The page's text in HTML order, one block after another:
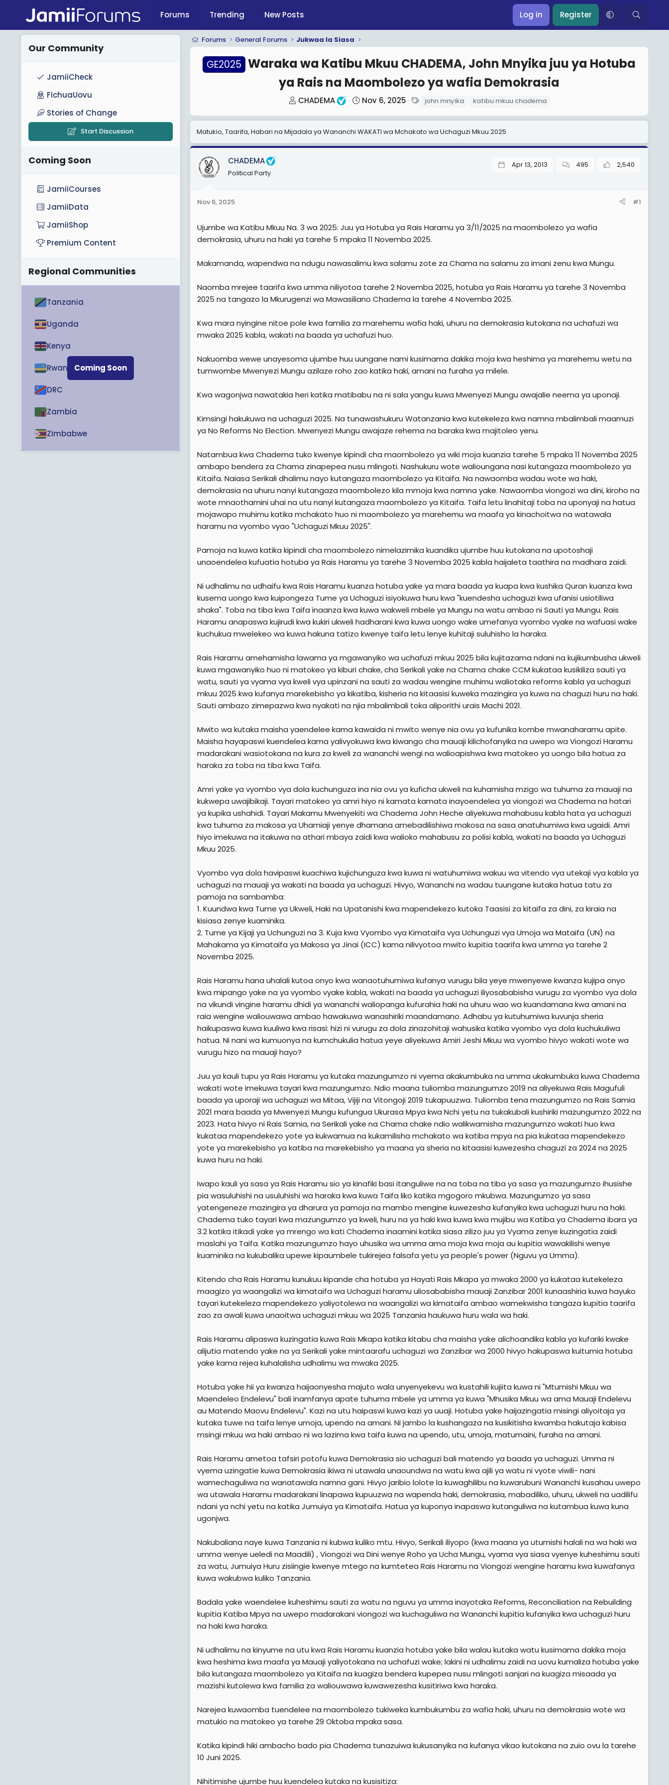
Forums Trending New Posts Log in Register
GE2025
Forums General Forums Jukwaa la Siasa
GE2025 Waraka wa Katibu Mkuu CHADEMA, John Mnyika juu ya Hotuba
ya Rais na Maombolezo ya wafia Demokrasia
T
r
e
a
e
r
CHADEMA
S
a
r
t
Nov 6, 2025
g
s
john mnyika katibu mkuu chadema
Matukio, Taarifa, Habari na Mijadala ya Wananchi WAKATI wa Mchakato wa Uchaguzi Mkuu 2025
CHADEMA
Political Party
Apr 13, 2013 495 2,540
Nov 6, 2025 #1
Ujumbe wa Katibu Mkuu Na. 3 wa 2025: Juu ya Hotuba ya Rais Haramu ya 3/11/2025 na maombolezo ya wafia
demokrasia, uhuru na haki ya tarehe 5 mpaka 11 Novemba 2025.
Makamanda, wapendwa na ndugu nawasalimu kwa salamu zote za Chama na salamu za imani zenu kwa Mungu.
Naomba mrejee taarifa kwa umma niliyotoa tarehe 2 Novemba 2025, hotuba ya Rais Haramu ya tarehe 3 Novemba
2025 na tangazo la Mkurugenzi wa Mawasiliano Chadema la tarehe 4 Novemba 2025.
Kwa mara nyingine nitoe pole kwa familia za marehemu wafia haki, uhuru na demokrasia kutokana na uchafuzi wa
mwaka 2025 kabla, wakati na baada ya uchafuzi huo.
Nakuomba wewe unayesoma ujumbe huu uungane nami kusimama dakika moja kwa heshima ya marehemu wetu na
tumwombe Mwenyezi Mungu azilaze roho zao katika haki, amani na furaha ya milele.
Kwa wagonjwa nawatakia heri katika matibabu na ni sala yangu kuwa Mwenyezi Mungu awajalie neema ya uponaji.
Kimsingi hakukuwa na uchaguzi 2025. Na tunawashukuru Watanzania kwa kutekeleza kwa namna mbalimbali maamuzi
ya No Reforms No Election. Mwenyezi Mungu awajaze rehema na baraka kwa majitoleo yenu.
Natambua kwa Chadema tuko kwenye kipindi cha maombolezo ya wiki moja kuanzia tarehe 5 mpaka 11 Novemba 2025
ambapo bendera za Chama zinapepea nusu mlingoti. Nashukuru wote walioungana nasi kutangaza maombolezo ya
Kitaifa. Naiasa Serikali dhalimu nayo kutangaza maombolezo ya Kitaifa. Na nawaomba wadau wote wa haki,
demokrasia na uhuru nanyi kutangaza maombolezo kila mmoja kwa namna yake. Nawaomba viongozi wa dini, kiroho na
wote mnaothamini uhai na utu nanyi kutangaza maombolezo ya Kitaifa. Taifa letu linahitaji toba na uponyaji na hatua
mojawapo muhimu katika mchakato huo ni maombolezo ya marehemu wa maafa ya kinachoitwa na watawala
haramu na vyombo vyao "Uchaguzi Mkuu 2025".
Pamoja na kuwa katika kipindi cha maombolezo nimelazimika kuandika ujumbe huu kutokana na upotoshaji
unaoendelea kufuatia hotuba ya Rais Haramu ya tarehe 3 Novemba 2025 kabla haijaleta taathira na madhara zaidi.
Ni udhalimu na udhaifu kwa Rais Haramu kuanza hotuba yake ya mara baada ya kuapa kwa kushika Quran kuanza kwa
kusema uongo kwa kuipongeza Tume ya Uchaguzi isiyokuwa huru kwa "kuendesha uchaguzi kwa ufanisi usiotiliwa
shaka". Toba na tiba kwa Taifa inaanza kwa kuwa wakweli mbele ya Mungu na watu ambao ni Sauti ya Mungu. Rais
Haramu anapaswa kujirudi kwa kukiri ukweli hadharani kwa kuwa uongo wake umefanya vyombo vyake na wafuasi wake
kuchukua mwelekeo wa kuwa hakuna tatizo kwenye taifa letu lenye kuhitaji suluhisho la haraka.
Rais Haramu amehamisha lawama ya mgawanyiko wa uchafuzi mkuu 2025 bila kujitazama ndani na kujikumbusha ukweli
kuwa mgawanyiko huo ni matokeo ya kiburi chake, cha Serikali yake na Chama chake CCM kukataa kusikiliza sauti ya
watu, sauti ya vyama vya kweli vya upinzani na sauti za wadau wengine muhimu waliotaka reforms kabla ya uchaguzi
mkuu 2025 kwa kufanya marekebisho ya kikatiba, kisheria na kitaasisi kuweka mazingira ya kuwa na chaguzi huru na haki.
Sauti ambazo zimepazwa kwa nyakati na njia mbalimbali toka aliporithi urais Machi 2021.
Mwito wa kutaka maisha yaendelee kama kawaida ni mwito wenye nia ovu ya kufunika kombe mwanaharamu apite.
Maisha hayapaswi kuendelea kama yalivyokuwa kwa kiwango cha mauaji kilichofanyika na uwepo wa Viongozi Haramu
madarakani wasiotokana na kura za kweli za wananchi wengi na walioapishwa kwa matokeo ya uongo bila hatua za
haraka za toba na tiba kwa Taifa.
Amri yake ya vyombo vya dola kuchunguza ina nia ovu ya kuficha ukweli na kuhamisha mzigo wa tuhuma za mauaji na
kukwepa uwajibikaji. Tayari matokeo ya amri hiyo ni kamata kamata inayoendelea ya viongozi wa Chadema na hatari
ya kupika ushahidi. Tayari Makamu Mwenyekiti wa Chadema John Heche aliyekuwa mahabusu kabla hata ya uchaguzi
kwa tuhuma za makosa ya Uhamiaji yenye dhamana amebadilishiwa makosa na sasa anatuhumiwa kwa ugaidi. Amri
hiyo imekuwa na itakuwa na athari mbaya zaidi kwa walioko mahabusu za polisi kabla, wakati na baada ya Uchaguzi
Mkuu 2025.
Vyombo vya dola havipaswi kuachiwa kujichunguza kwa kuwa ni watuhumiwa wakuu wa vitendo vya utekaji vya kabla ya
uchaguzi na mauaji ya wakati na baada ya uchaguzi. Hivyo, Wananchi na wadau tuungane kutaka hatua tatu za
pamoja na sambamba:
1. Kuundwa kwa Tume ya Ukweli, Haki na Upatanishi kwa mapendekezo kutoka Taasisi za kitaifa za dini, za kiraia na
kisiasa zenye kuaminika.
2. Tume ya Kijaji ya Uchunguzi na 3. Kuja kwa Vyombo vya Kimataifa vya Uchunguzi vya Umoja wa Mataifa (UN) na
Mahakama ya Kimataifa ya Makosa ya Jinai (ICC) kama nilivyotoa mwito kupitia taarifa kwa umma ya tarehe 2
Novemba 2025.
Rais Haramu hana uhalali kutoa onyo kwa wanaotuhumiwa kufanya vurugu bila yeye mwenyewe kwanza kujipa onyo
kwa mipango yake na ya vyombo vyake kabla, wakati na baada ya uchaguzi iliyosababisha vurugu za vyombo vya dola
na vikundi vingine haramu dhidi ya wananchi waliopanga kufurahia haki na uhuru wao wa kuandamana kwa amani na
raia wengine waliouwawa ambao hawakuwa wanashiriki maandamano. Adhabu ya kutuhumiwa kuvunja sheria
haikupaswa kuwa kuuliwa kwa risasi: hizi ni vurugu za dola zinazohitaji wahusika katika vyombo vya dola kuchukuliwa
hatua. Ni nani wa kumuonya na kumchukulia hatua yeye aliyekuwa Amiri Jeshi Mkuu wa vyombo hivyo wakati wote wa
vurugu hizo na mauaji hayo?
Juu ya kauli tupu ya Rais Haramu ya kutaka mazungumzo ni vyema akakumbuka na umma ukakumbuka kuwa Chadema
wakati wote imekuwa tayari kwa mazungumzo. Ndio maana tuliomba mazungumzo 2019 na aliyekuwa Rais Magufuli
baada ya uporaji wa uchaguzi wa Mitaa, Vijiji na Vitongoji 2019 tukapuuzwa. Tuliomba tena mazungumzo na Rais Samia
2021 mara baada ya Mwenyezi Mungu kufungua Ukurasa Mpya kwa Nchi yetu na tukakubali kushiriki mazungumzo 2022 na
2023. Hata hivyo ni Rais Samia, na Serikali yake na Chama chake ndio walikwamisha mazungumzo wakati huo kwa
kukataa mapendekezo yote ya kukwamua na kukamilisha mchakato wa katiba mpya na pia kukataa mapendekezo
yote ya marekebisho ya katiba na marekebisho ya maana ya sheria na kitaasisi kuwezesha chaguzi za 2024 na 2025
kuwa huru na haki.
Iwapo kauli ya sasa ya Rais Haramu sio ya kinafiki basi itanguliwe na na toba na tiba ya sasa ya mazungumzo ihusishe
pia wasuluhishi na usuluhishi wa haraka kwa kuwa Taifa liko katika mgogoro mkubwa. Mazungumzo ya sasa
yatengeneze mazingira ya dharura ya pamoja na mambo mengine kuwezesha kufanyika kwa uchaguzi huru na haki.
Chadema tuko tayari kwa mazungumzo ya kweli, huru na ya haki kwa kuwa kwa mujibu wa Katiba ya Chadema ibara ya
3.2 katika itikadi yake ya mrengo wa kati Chadema inaamini katika siasa zilizo juu ya Vyama zenye kuzingatia zaidi
maslahi ya Taifa. Katika mazungumzo hayo uhusika wa umma ama moja kwa moja au kupitia wawakilishi wenye
kuaminika na kukubalika upewe kipaumbele tukirejea falsafa yetu ya people's power (Nguvu ya Umma).
Kitendo cha Rais Haramu kunukuu kipande cha hotuba ya Hayati Rais Mkapa ya mwaka 2000 ya kukataa kutekeleza
maagizo ya waangalizi wa kimataifa wa Uchaguzi haramu uliosababisha mauaji Zanzibar 2001 kunaashiria kuwa hayuko
tayari kutekeleza mapendekezo yaliyotolewa na waangalizi wa kimataifa ambao wamekwisha tangaza kupitia taarifa
zao za awali kuwa unaoitwa uchaguzi mkuu wa 2025 Tanzania haukuwa huru wala wa haki.
Rais Haramu alipaswa kuzingatia kuwa Rais Mkapa katika kitabu cha maisha yake alichoandika kabla ya kufariki kwake
alijutia matendo yake na ya Serikali yake mintaarafu uchaguzi wa Zanzibar wa 2000 hivyo hakupaswa kuitumia hotuba
yake kama rejea kuhalalisha udhalimu wa mwaka 2025.
Hotuba yake hii ya kwanza haijaonyesha majuto wala unyenyekevu wa kustahili kujiita kuwa ni "Mtumishi Mkuu wa
Maendeleo Endelevu" bali inamfanya apate tuhuma mbele ya umma ya kuwa "Mhusika Mkuu wa ama Mauaji Endelevu
au Matendo Maovu Endelevu". Kazi na utu haipaswi kuwa kazi ya uuaji. Hotuba yake haijazingatia misingi aliyoitaja ya
kutaka tuwe na taifa lenye umoja, upendo na amani. Ni jambo la kushangaza na kusikitisha kwamba hakutaja kabisa
msingi mkuu wa haki ambao ni wa lazima kwa taifa kuwa na upendo, utu, umoja, matumaini, furaha na amani.
Rais Haramu ametoa tafsiri potofu kuwa Demokrasia sio uchaguzi bali matendo ya baada ya uchaguzi. Umma ni
vyema uzingatie kuwa Demokrasia ikiwa ni utawala unaoundwa na watu kwa ajili ya watu ni vyote viwili- nani
wamechaguliwa na wanatawala namna gani. Hivyo jaribio lolote la kuwaghilibu na kuwarubuni Wananchi kusahau uwepo
wa utawala Haramu madarakani linapawa kupuuzwa na wapenda haki, demokrasia, mabadiliko, uhuru, ukweli na uadilifu
ndani ya nchi yetu na katika Jumuiya ya Kimataifa. Hatua ya kuponya inapaswa kutanguliwa na kutambua kuwa kuna
ugonjwa.
Nakubaliana naye kuwa Tanzania ni kubwa kuliko mtu. Hivyo, Serikali iliyopo (kwa maana ya utumishi halali na wa haki wa
umma wenye ueledi na Maadili) , Viongozi wa Dini wenye Roho ya Ucha Mungu, vyama vya siasa vyenye kuheshimu sauti
za watu, Jumuiya Huru zisiingie kwenye mtego na kumtetea Rais Haramu na Viongozi wengine haramu kwa kuwafanya
kuwa wakubwa kuliko Tanzania.
Badala yake waendelee kuheshimu sauti za watu na nguvu ya umma inayotaka Reforms, Reconciliation na Rebuilding
kupitia Katiba Mpya na uwepo madarakani viongozi wa kuchaguliwa na Wananchi kupitia kufanyika kwa uchaguzi huru
na haki kwa haraka.
Ni udhalimu na kinyume na utu kwa Rais Haramu kuanzia hotuba yake bila walau kutaka watu kusimama dakika moja
kwa heshima kwa maafa ya Mauaji yaliyotokana na uchafuzi wake; lakini ni udhalimu zaidi na uovu kumaliza hotuba yake
bila kutangaza maombolezo ya Kitaifa na kuagiza bendera kupepea nusu mlingoti sanjari na kuagiza misaada ya
mazishi kutolewa kwa familia za waliouwawa kuwawezesha kusitiriwa kwa haraka.
Narejea kuwaomba tuendelee na maombolezo tukiweka kumbukumbu za wafia haki, uhuru na demokrasia wote wa
matukio na matokeo ya tarehe 29 Oktoba mpaka sasa.
Katika kipindi hiki ambacho bado pia Chadema tunazuiwa kukusanyika na kufanya vikao kutokana na zuio ovu la tarehe
10 Juni 2025.
Nihitimishe ujumbe huu kuendelea kutaka na kusisitiza:
Our Community
JamiiCheck
FichuaUovu
Stories of Change
Start Discussion
Coming Soon
JamiiCourses
JamiiData
JamiiShop
Premium Content
Regional Communities
Coming Soon
Tanzania
Uganda
Kenya
Rwanda
DRC
Zambia
Zimbabwe